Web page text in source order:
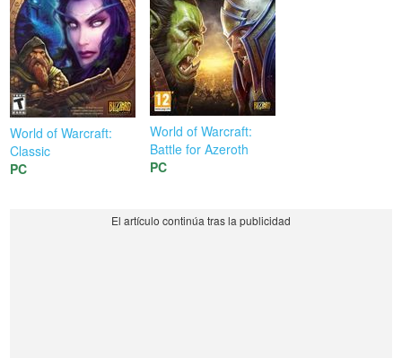
World of Warcraft:
Classic
PC
World of Warcraft:
Battle for Azeroth
PC